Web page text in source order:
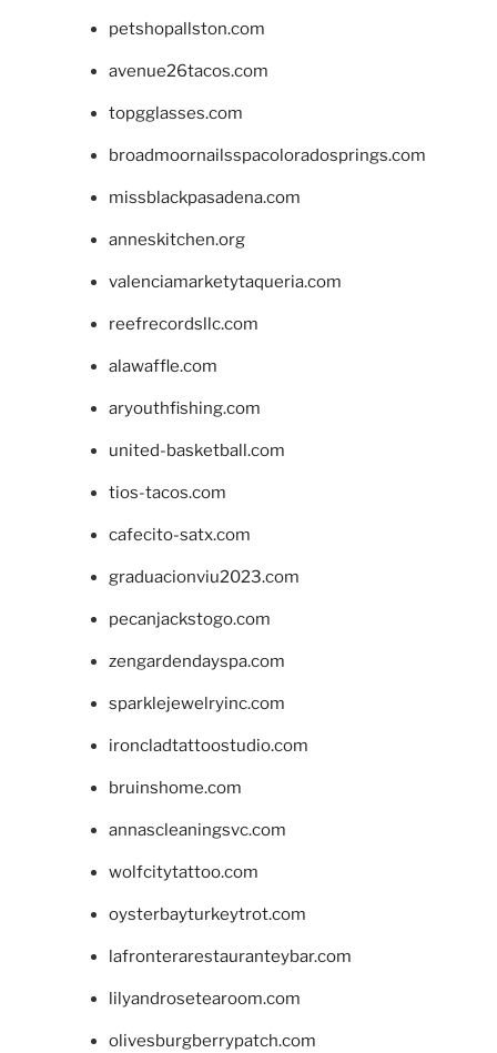
petshopallston.com
avenue26tacos.com
topgglasses.com
broadmoornailsspacoloradosprings.com
missblackpasadena.com
anneskitchen.org
valenciamarketytaqueria.com
reefrecordsllc.com
alawaffle.com
aryouthfishing.com
united-basketball.com
tios-tacos.com
cafecito-satx.com
graduacionviu2023.com
pecanjackstogo.com
zengardendayspa.com
sparklejewelryinc.com
ironcladtattoostudio.com
bruinshome.com
annascleaningsvc.com
wolfcitytattoo.com
oysterbayturkeytrot.com
lafronterarestauranteybar.com
lilyandrosetearoom.com
olivesburgberrypatch.com